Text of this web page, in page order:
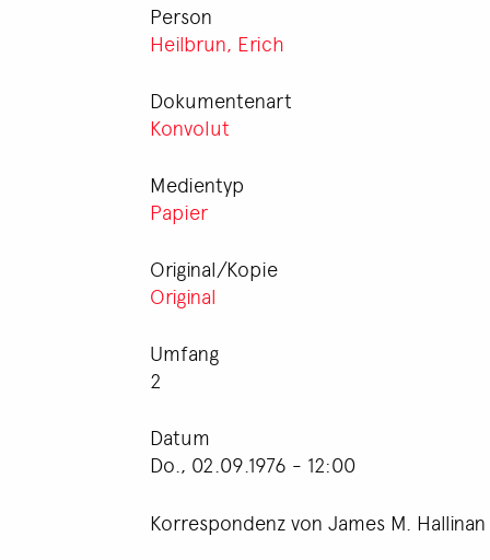
Person
Heilbrun, Erich
Dokumentenart
Konvolut
Medientyp
Papier
Original/Kopie
Original
Umfang
2
Datum
Do., 02.09.1976 - 12:00
Korrespondenz von James M.